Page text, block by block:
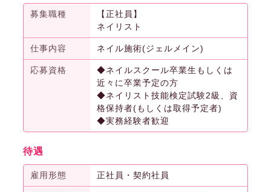
募集職種
【正社員】
ネイリスト
仕事内容 ネイル施術(ジェルメイン)
応募資格
◆ネイルスクール卒業生もしくは
近々に卒業予定の方
◆ネイリスト技能検定試験2級、資
格保持者(もしくは取得予定者)
◆実務経験者歓迎
待遇
雇用形態 正社員・契約社員